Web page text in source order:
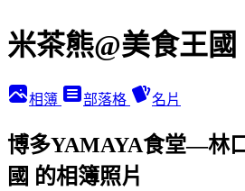
米茶熊@美食王國
相簿 部落格 名片
博多YAMAYA食堂—林
國 的相簿照片